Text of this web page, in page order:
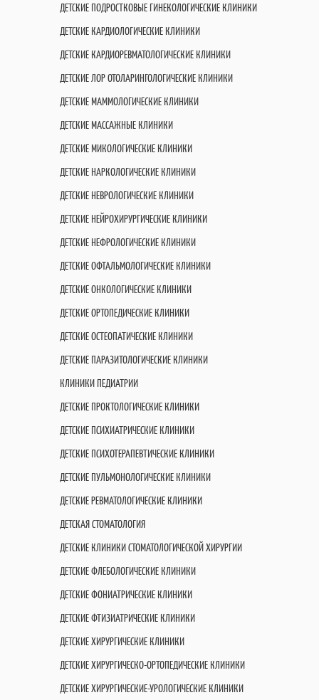
ДЕТСКИЕ ПОДРОСТКОВЫЕ ГИНЕКОЛОГИЧЕСКИЕ КЛИНИКИ
ДЕТСКИЕ КАРДИОЛОГИЧЕСКИЕ КЛИНИКИ
ДЕТСКИЕ КАРДИОРЕВМАТОЛОГИЧЕСКИЕ КЛИНИКИ
ДЕТСКИЕ ЛОР ОТОЛАРИНГОЛОГИЧЕСКИЕ КЛИНИКИ
ДЕТСКИЕ МАММОЛОГИЧЕСКИЕ КЛИНИКИ
ДЕТСКИЕ МАССАЖНЫЕ КЛИНИКИ
ДЕТСКИЕ МИКОЛОГИЧЕСКИЕ КЛИНИКИ
ДЕТСКИЕ НАРКОЛОГИЧЕСКИЕ КЛИНИКИ
ДЕТСКИЕ НЕВРОЛОГИЧЕСКИЕ КЛИНИКИ
ДЕТСКИЕ НЕЙРОХИРУРГИЧЕСКИЕ КЛИНИКИ
ДЕТСКИЕ НЕФРОЛОГИЧЕСКИЕ КЛИНИКИ
ДЕТСКИЕ ОФТАЛЬМОЛОГИЧЕСКИЕ КЛИНИКИ
ДЕТСКИЕ ОНКОЛОГИЧЕСКИЕ КЛИНИКИ
ДЕТСКИЕ ОРТОПЕДИЧЕСКИЕ КЛИНИКИ
ДЕТСКИЕ ОСТЕОПАТИЧЕСКИЕ КЛИНИКИ
ДЕТСКИЕ ПАРАЗИТОЛОГИЧЕСКИЕ КЛИНИКИ
КЛИНИКИ ПЕДИАТРИИ
ДЕТСКИЕ ПРОКТОЛОГИЧЕСКИЕ КЛИНИКИ
ДЕТСКИЕ ПСИХИАТРИЧЕСКИЕ КЛИНИКИ
ДЕТСКИЕ ПСИХОТЕРАПЕВТИЧЕСКИЕ КЛИНИКИ
ДЕТСКИЕ ПУЛЬМОНОЛОГИЧЕСКИЕ КЛИНИКИ
ДЕТСКИЕ РЕВМАТОЛОГИЧЕСКИЕ КЛИНИКИ
ДЕТСКАЯ СТОМАТОЛОГИЯ
ДЕТСКИЕ КЛИНИКИ СТОМАТОЛОГИЧЕСКОЙ ХИРУРГИИ
ДЕТСКИЕ ФЛЕБОЛОГИЧЕСКИЕ КЛИНИКИ
ДЕТСКИЕ ФОНИАТРИЧЕСКИЕ КЛИНИКИ
ДЕТСКИЕ ФТИЗИАТРИЧЕСКИЕ КЛИНИКИ
ДЕТСКИЕ ХИРУРГИЧЕСКИЕ КЛИНИКИ
ДЕТСКИЕ ХИРУРГИЧЕСКО-ОРТОПЕДИЧЕСКИЕ КЛИНИКИ
ДЕТСКИЕ ХИРУРГИЧЕСКИЕ-УРОЛОГИЧЕСКИЕ КЛИНИКИ